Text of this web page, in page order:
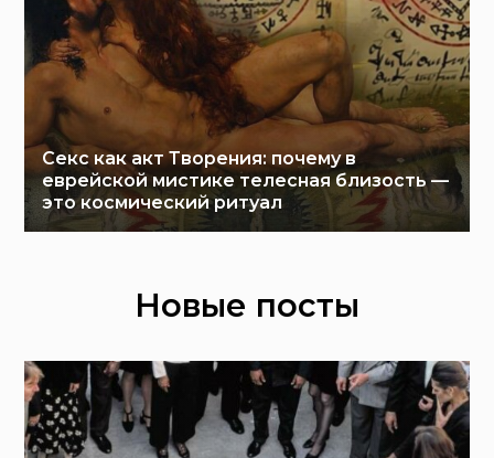
Секс как акт Творения: почему в
еврейской мистике телесная близость —
это космический ритуал
Новые посты